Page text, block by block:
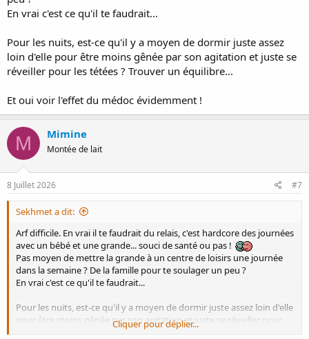
En vrai c'est ce qu'il te faudrait...
Pour les nuits, est-ce qu'il y a moyen de dormir juste assez
loin d'elle pour être moins gênée par son agitation et juste se
réveiller pour les tétées ? Trouver un équilibre...
Et oui voir l'effet du médoc évidemment !
M Mimine
Montée de lait
8 Juillet 2026 #7
Sekhmet a dit:
Arf difficile. En vrai il te faudrait du relais, c'est hardcore des journées
avec un bébé et une grande... souci de santé ou pas !
Pas moyen de mettre la grande à un centre de loisirs une journée
dans la semaine ? De la famille pour te soulager un peu ?
En vrai c'est ce qu'il te faudrait...
Pour les nuits, est-ce qu'il y a moyen de dormir juste assez loin d'elle
pour être moins gênée par son agitation et juste se réveiller pour
les tétées ? Trouver un équilibre...
Cliquer pour déplier...